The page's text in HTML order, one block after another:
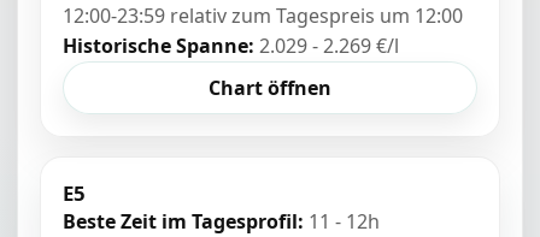
12:00-23:59 relativ zum Tagespreis um 12:00
Historische Spanne: 2.029 - 2.269 €/l
Chart öffnen
E5
Beste Zeit im Tagesprofil: 11 - 12h